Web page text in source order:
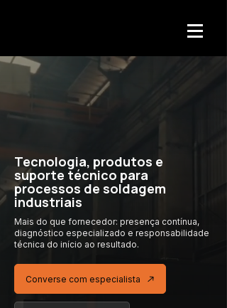
Tecnologia, produtos e
suporte técnico para
processos de soldagem
industriais
Mais do que fornecedor: presença contínua,
diagnóstico especializado e responsabilidade
técnica do início ao resultado.
Converse com especialista